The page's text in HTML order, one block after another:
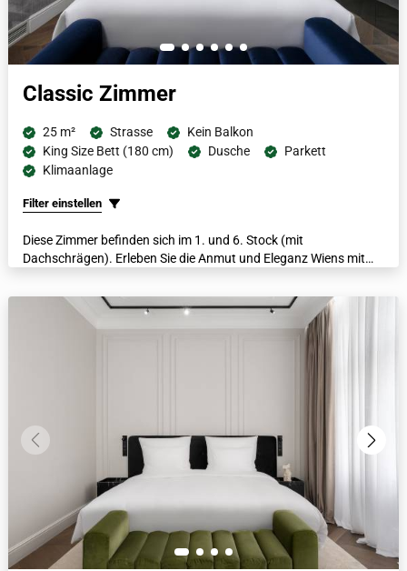
Classic Zimmer
25 m² Strasse
Kein Balkon
King Size Bett (180 cm)
Dusche
Parkett
Klimaanlage
Filter einstellen
Diese Zimmer befinden sich im 1. und 6. Stock (mit
Dachschrägen). Erleben Sie die Anmut und Eleganz Wiens mit
Fußbodenheizung und natürlich einer Tee- und Nespresso
Kaffeestation.